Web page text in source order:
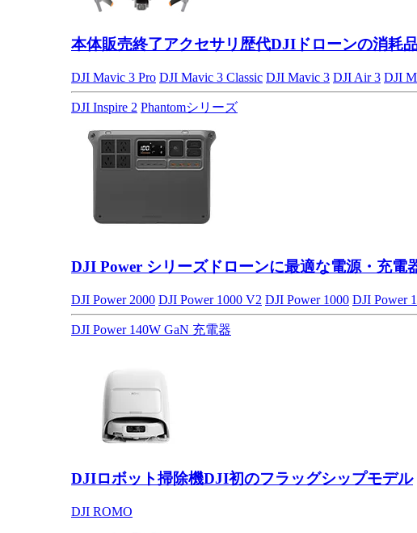
本体販売終了アクセサリ 歴代DJIドローンの消耗
DJI Mavic 3 Pro DJI Mavic 3 Classic DJI Mavic 3 DJI Air 3 DJI
DJI Inspire 2 Phantomシリーズ
DJI Power シリーズドローンに最適な電源・充電
DJI Power 2000 DJI Power 1000 V2 DJI Power 1000 DJI Power
DJI Power 140W GaN 充電器
DJIロボット掃除機DJI初のフラッグシップモデル
DJI ROMO